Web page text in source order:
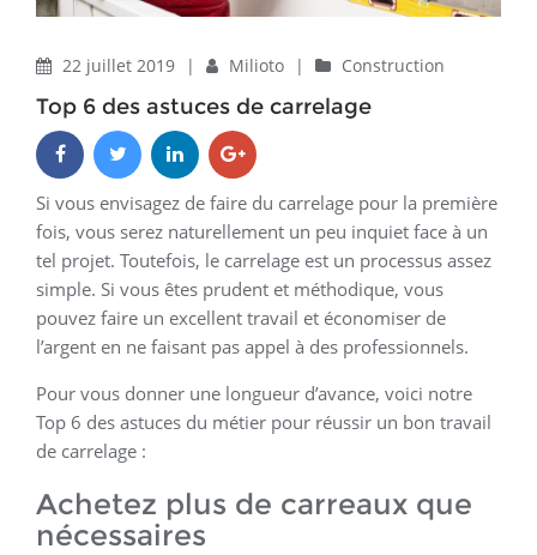
22 juillet 2019 | Milioto | Construction
Top 6 des astuces de carrelage
Si vous envisagez de faire du carrelage pour la première
fois, vous serez naturellement un peu inquiet face à un
tel projet. Toutefois, le carrelage est un processus assez
simple. Si vous êtes prudent et méthodique, vous
pouvez faire un excellent travail et économiser de
l’argent en ne faisant pas appel à des professionnels.
Pour vous donner une longueur d’avance, voici notre
Top 6 des astuces du métier pour réussir un bon travail
de carrelage :
Achetez plus de carreaux que
nécessaires